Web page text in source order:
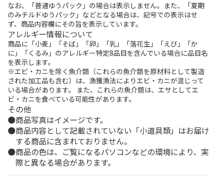
なお、「普通ゆうパック」の場合は表示しません。また、「夏期
のみチルドゆうパック」などとなる場合は、記号での表示はせ
ず、商品内容欄にその旨を表示しています。
アレルギー情報について
商品に「小麦」「そば」「卵」「乳」「落花生」「えび」「か
に」「くるみ」のアレルギー特定8品目を含んでいる場合に品目名
を表示します。
※エビ・カニを除く魚介類（これらの魚介類を原材料として製造
された加工品も含む）は、漁獲漁法によりエビ・カニが混じって
いる場合があります。 また、これらの魚介類は、エサとしてエ
ビ・カニを食べている可能性があります。
その他
商品写真はイメージです。
商品内容として記載されていない「小道具類」はお届け
する商品に含まれておりません。
商品の色は、ご覧になるパソコンなどの環境により、実
際と異なる場合があります。